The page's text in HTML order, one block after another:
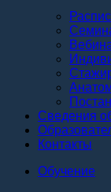
Сведения
Контакты
Обучение